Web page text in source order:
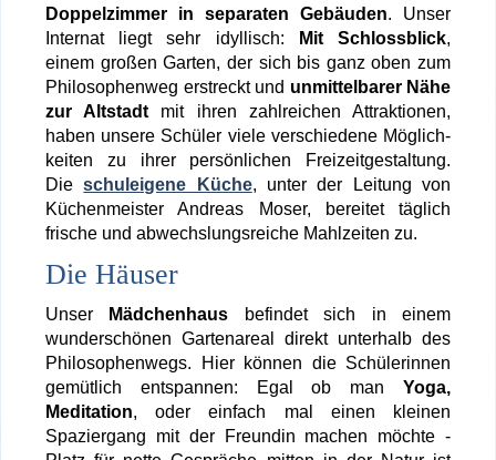
Doppelzimmer in separaten Gebäuden. Unser
Internat liegt sehr idyllisch:
Mit Schlossblick,
einem großen Garten, der sich bis ganz oben zum
Philosophenweg erstreckt und unmittelbarer Nähe
zur Altstadt mit ihren zahlreichen Attrak­tionen,
haben unsere Schüler viele verschiedene Mög­lich­
keiten zu ihrer persönlichen Freizeitgestaltung.
Die schuleigene Küche, unter der Leitung von
Küchenmeister Andreas Moser, bereitet täglich
frische und abwechslungsreiche Mahlzeiten zu.
Die Häuser
Unser Mädchenhaus befindet sich in einem
wunderschönen Gartenareal direkt unterhalb des
Philosophenwegs. Hier können die Schülerinnen
gemütlich entspannen: Egal ob man Yoga,
Meditation, oder einfach mal einen kleinen
Spaziergang mit der Freundin machen möchte -